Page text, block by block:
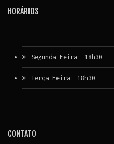
HORÁRIOS
Segunda-Feira: 18h30
Terça-Feira: 18h30
CONTATO